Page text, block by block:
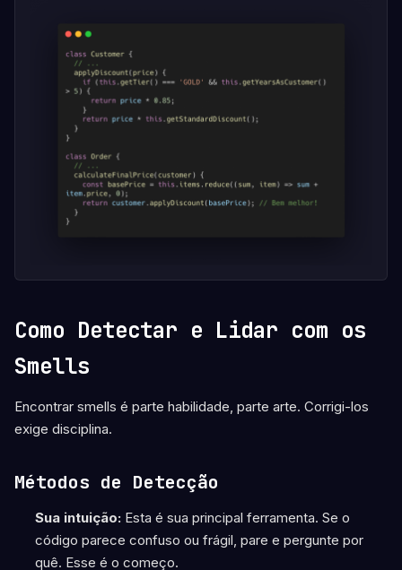
Como Detectar e Lidar com os
Smells
Encontrar smells é parte habilidade, parte arte. Corrigi-los
exige disciplina.
Métodos de Detecção
Sua intuição:Esta é sua principal ferramenta. Se o
código parece confuso ou frágil, pare e pergunte por
quê. Esse é o começo.